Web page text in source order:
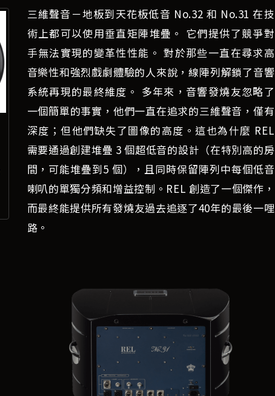
三維聲音－地板到天花板低音 No.32 和 No.31 在技
術上都可以使用垂直矩陣堆疊。 它們提供了競爭對
手無法實現的變革性性能。 對於那些一直在尋求高
音樂性和強烈戲劇體驗的人來說，線陣列解鎖了音響
系統再現的最終維度。 多年來，音響發燒友忽略了
一個簡單的事實，他們一直在追求的三維聲音，僅有
深度；但他們缺失了圖像的高度。這也為什麼 REL
需要通過創建堆疊 3 個超低音的設計（在特別高的房
間，可能堆疊到5 個），且同時保留陣列中每個低音
喇叭的單獨分頻和增益控制。REL 創造了一個傑作，
而最終能提供所有發燒友過去追逐了40年的最後一哩
路。